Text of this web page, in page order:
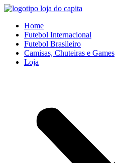
Ir
conteúdo
Home
Futebol Internacional
Futebol Brasileiro
Camisas, Chuteiras e Games
Loja